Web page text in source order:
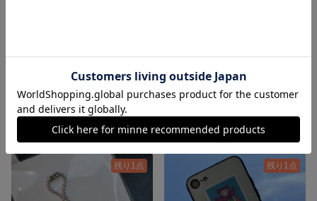
『flower✖️PURPLE』
4,200円
\\RNIロゴエコバッグ//
6,000円
残り1点 残り1点